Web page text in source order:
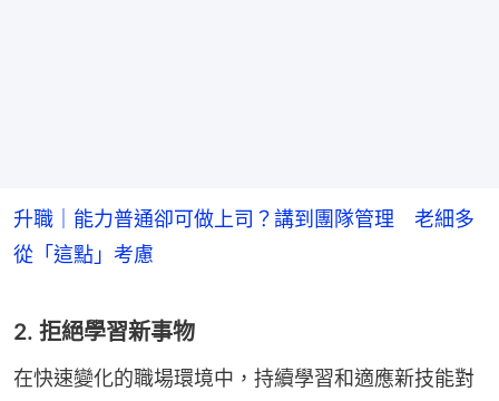
升職｜能力普通卻可做上司？講到團隊管理 老細多
從「這點」考慮
2. 拒絕學習新事物
在快速變化的職場環境中，持續學習和適應新技能對